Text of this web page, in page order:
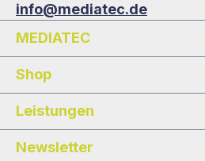
info@mediatec.de
MEDIATEC
Shop
Leistungen
Newsletter